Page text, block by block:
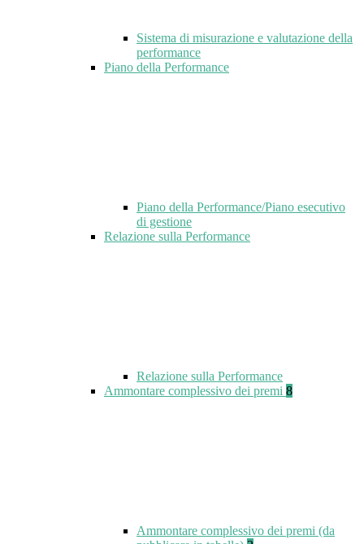
Sistema di misurazione e valutazione della
performance
Piano della Performance
Piano della Performance/Piano esecutivo
di gestione
Relazione sulla Performance
Relazione sulla Performance
Ammontare complessivo dei premi 8
Ammontare complessivo dei premi (da